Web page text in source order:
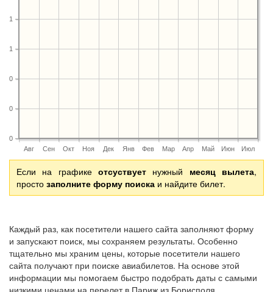
Авг Сен Окт Ноя Дек Янв Фев Мар Апр Май Июн Июл
0
0
0
1
1
Если на графике отсуствует нужный месяц вылета,
простозаполните форму поиска и найдите билет.
Каждый раз, как посетители нашего сайта заполняют форму
и запускают поиск, мы сохраняем результаты. Особенно
тщательно мы храним цены, которые посетители нашего
сайта получают при поиске авиабилетов. На основе этой
информации мы помогаем быстро подобрать даты с самыми
низкими ценами на перелет в Париж из Борисполя.